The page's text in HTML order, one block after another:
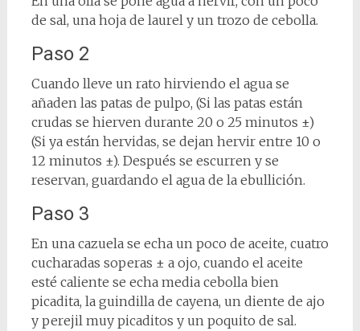
de sal, una hoja de laurel y un trozo de cebolla.
Paso 2
Cuando lleve un rato hirviendo el agua se
añaden las patas de pulpo, (Si las patas están
crudas se hierven durante 20 o 25 minutos ±)
(Si ya están hervidas, se dejan hervir entre 10 o
12 minutos ±). Después se escurren y se
reservan, guardando el agua de la ebullición.
Paso 3
En una cazuela se echa un poco de aceite, cuatro
cucharadas soperas ± a ojo, cuando el aceite
esté caliente se echa media cebolla bien
picadita, la guindilla de cayena, un diente de ajo
y perejil muy picaditos y un poquito de sal.